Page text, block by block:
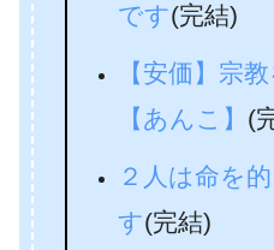
です(完結)
【安価】宗
【あんこ】 (
２人は命を
す(完結)